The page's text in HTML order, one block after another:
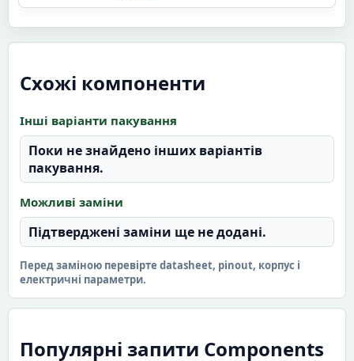
Схожі компоненти
Інші варіанти пакування
Поки не знайдено інших варіантів
пакування.
Можливі заміни
Підтверджені заміни ще не додані.
Перед заміною перевірте datasheet, pinout, корпус і
електричні параметри.
Популярні запити Components